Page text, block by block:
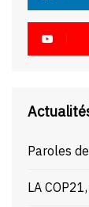
Paroles
LA